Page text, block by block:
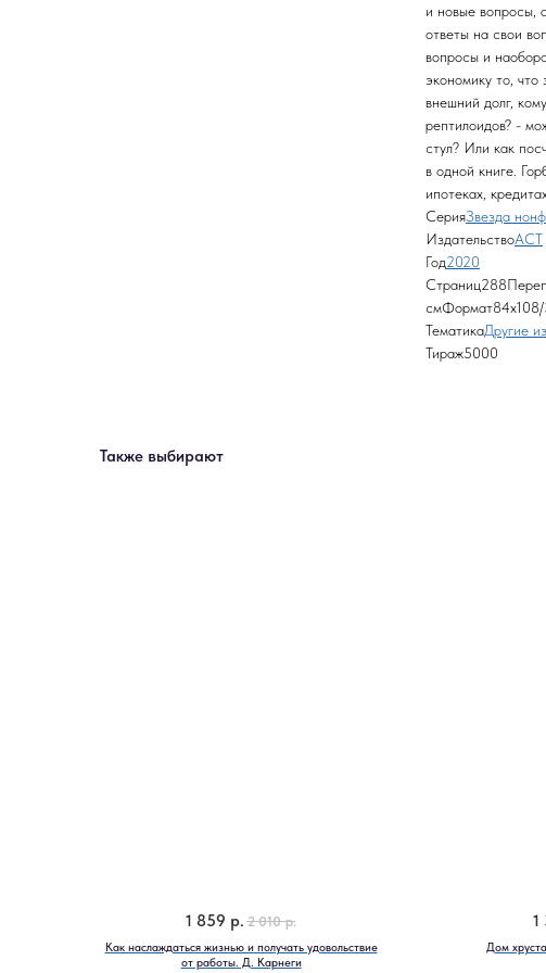
и новые вопросы,
ответы на свои
вопросы и
экономику то,
внешний долг,
рептилоидов? -
стул? Или как
в одной книге.
ипотеках,
СерияЗвезда
ИздательствоАСТ
Год2020
ТематикаДругие
Тираж5000
Также выбирают
Как наслаждаться жизнью и получать удовольствие
от работы. Д. Карнеги
1 859 р. 2 010 р.
Дом
1